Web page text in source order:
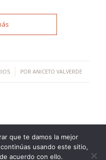
PORANICETO VALVERDE
Informática y
que te damos la mejor
usando este sitio,
acuerdo con ello.